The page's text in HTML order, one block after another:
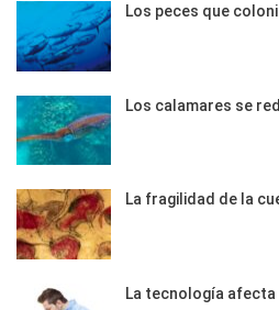
Los peces que
Los calamares se
La fragilidad de la
La tecnología